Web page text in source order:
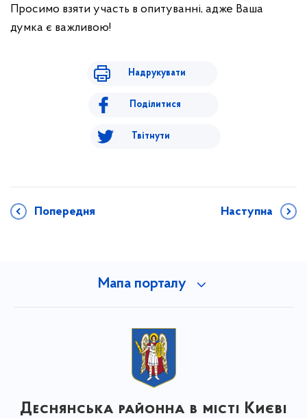
Просимо взяти участь в опитуванні, адже Ваша
думка є важливою!
Надрукувати
Поділитися
Твітнути
Попередня Наступна
Мапа порталу
Деснянська районна в місті Києві